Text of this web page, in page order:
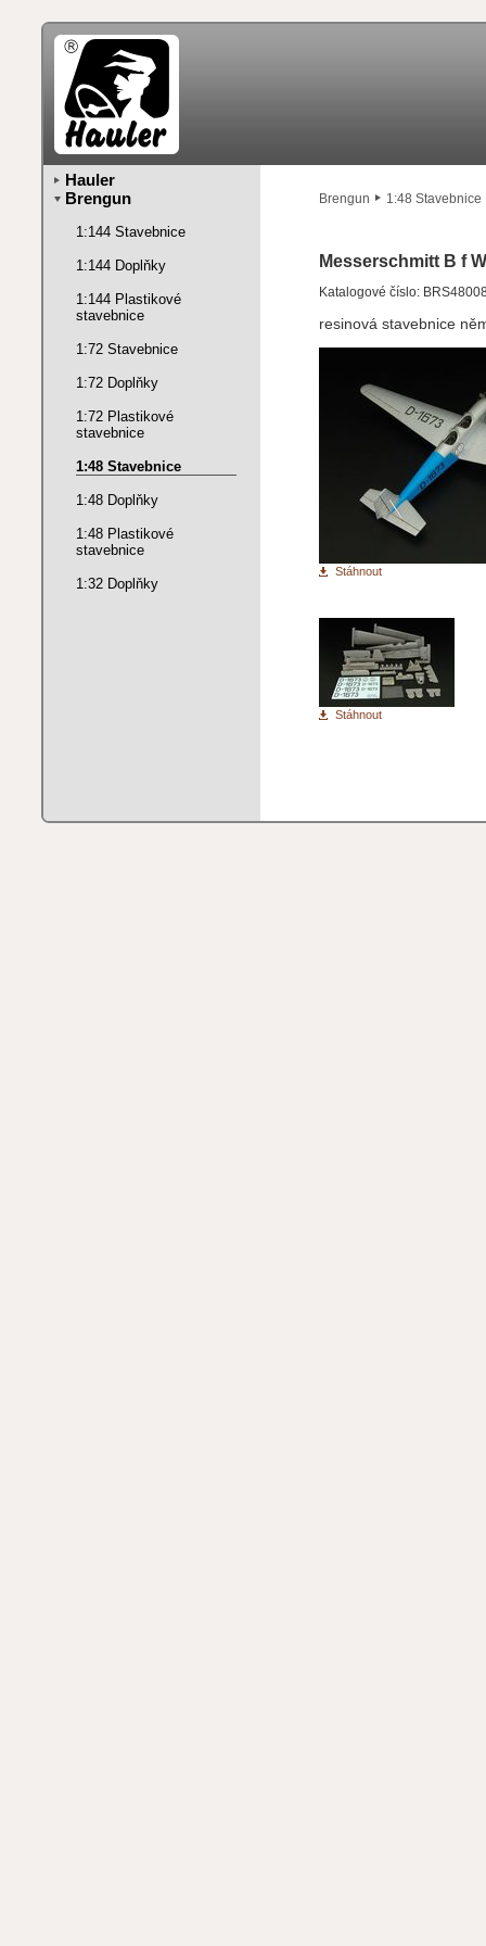
Brengun 1:48 Stavebnice
Messerschmitt B f
Katalogové číslo:
resinová stavebnice
Stáhnout
Stáhnout
Hauler
Brengun
1:144 Stavebnice
1:144 Doplňky
1:144 Plastikové
stavebnice
1:72 Stavebnice
1:72 Doplňky
1:72 Plastikové
stavebnice
1:48 Stavebnice
1:48 Doplňky
1:48 Plastikové
stavebnice
1:32 Doplňky